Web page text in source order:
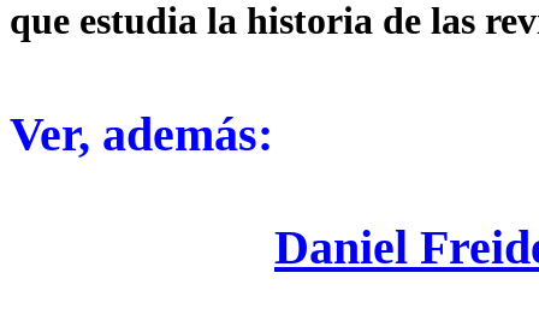
que estudia la historia de las
Ver, además:
Daniel